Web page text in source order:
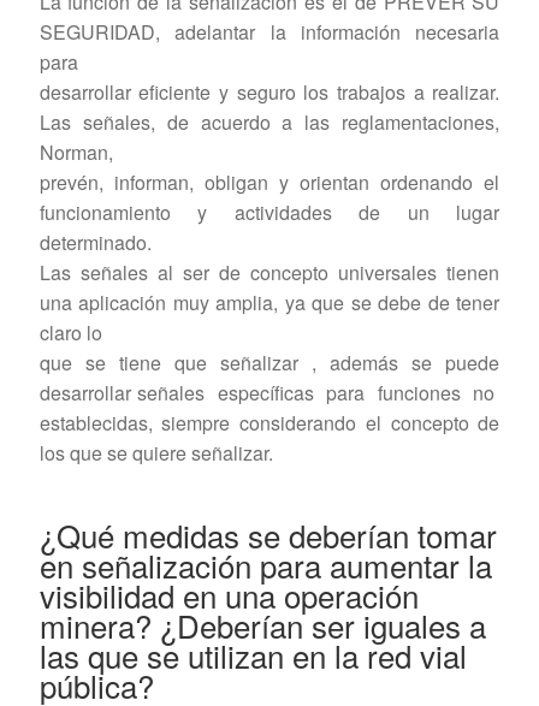
SEGURIDAD, adelantar la información necesaria
para
desarrollar eficiente y seguro los trabajos a realizar.
Las señales, de acuerdo a las reglamentaciones,
Norman,
prevén, informan, obligan y orientan ordenando el
funcionamiento y actividades de un lugar
determinado.
Las señales al ser de concepto universales tienen
una aplicación muy amplia, ya que se debe de tener
claro lo
que se tiene que señalizar , además se puede
desarrollar señales específicas para funciones no
establecidas, siempre considerando el concepto de
los que se quiere señalizar.
¿Qué medidas se deberían tomar
en señalización para aumentar la
visibilidad en una operación
minera? ¿Deberían ser iguales a
las que se utilizan en la red vial
pública?